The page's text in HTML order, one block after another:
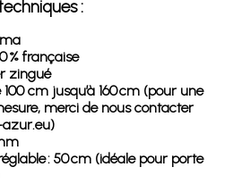
:
% française
zingué
cm jusqu’à 160 cm (pour une
merci de nous contacter
: 50 cm (idéale pour porte